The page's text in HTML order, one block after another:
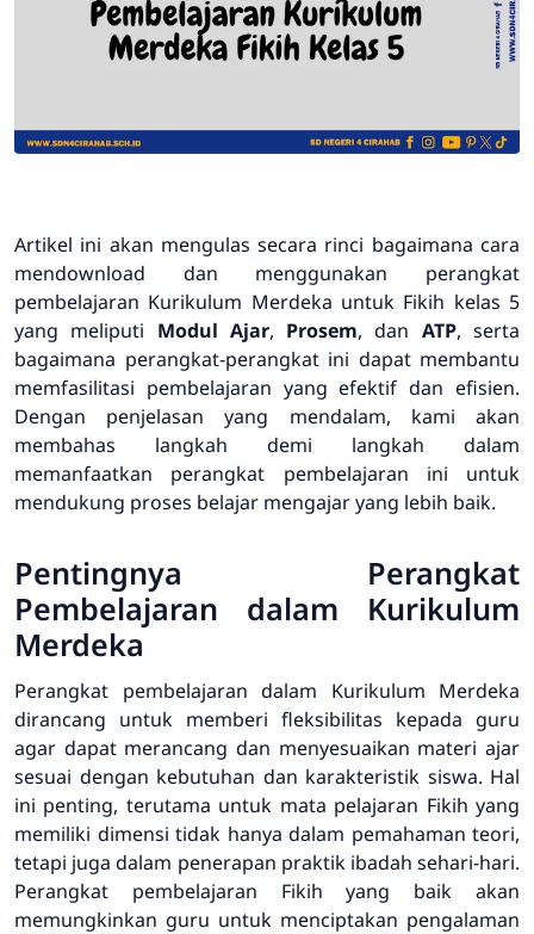
Artikel ini akan mengulas secara rinci bagaimana cara
mendownload dan menggunakan perangkat
pembelajaran Kurikulum Merdeka untuk Fikih kelas 5
yang meliputi Modul Ajar, Prosem, dan ATP, serta
bagaimana perangkat-perangkat ini dapat membantu
memfasilitasi pembelajaran yang efektif dan efisien.
Dengan penjelasan yang mendalam, kami akan
membahas langkah demi langkah dalam
memanfaatkan perangkat pembelajaran ini untuk
mendukung proses belajar mengajar yang lebih baik.
Pentingnya Perangkat
Pembelajaran dalam Kurikulum
Merdeka
Perangkat pembelajaran dalam Kurikulum Merdeka
dirancang untuk memberi fleksibilitas kepada guru
agar dapat merancang dan menyesuaikan materi ajar
sesuai dengan kebutuhan dan karakteristik siswa. Hal
ini penting, terutama untuk mata pelajaran Fikih yang
memiliki dimensi tidak hanya dalam pemahaman teori,
tetapi juga dalam penerapan praktik ibadah sehari-hari.
Perangkat pembelajaran Fikih yang baik akan
memungkinkan guru untuk menciptakan pengalaman